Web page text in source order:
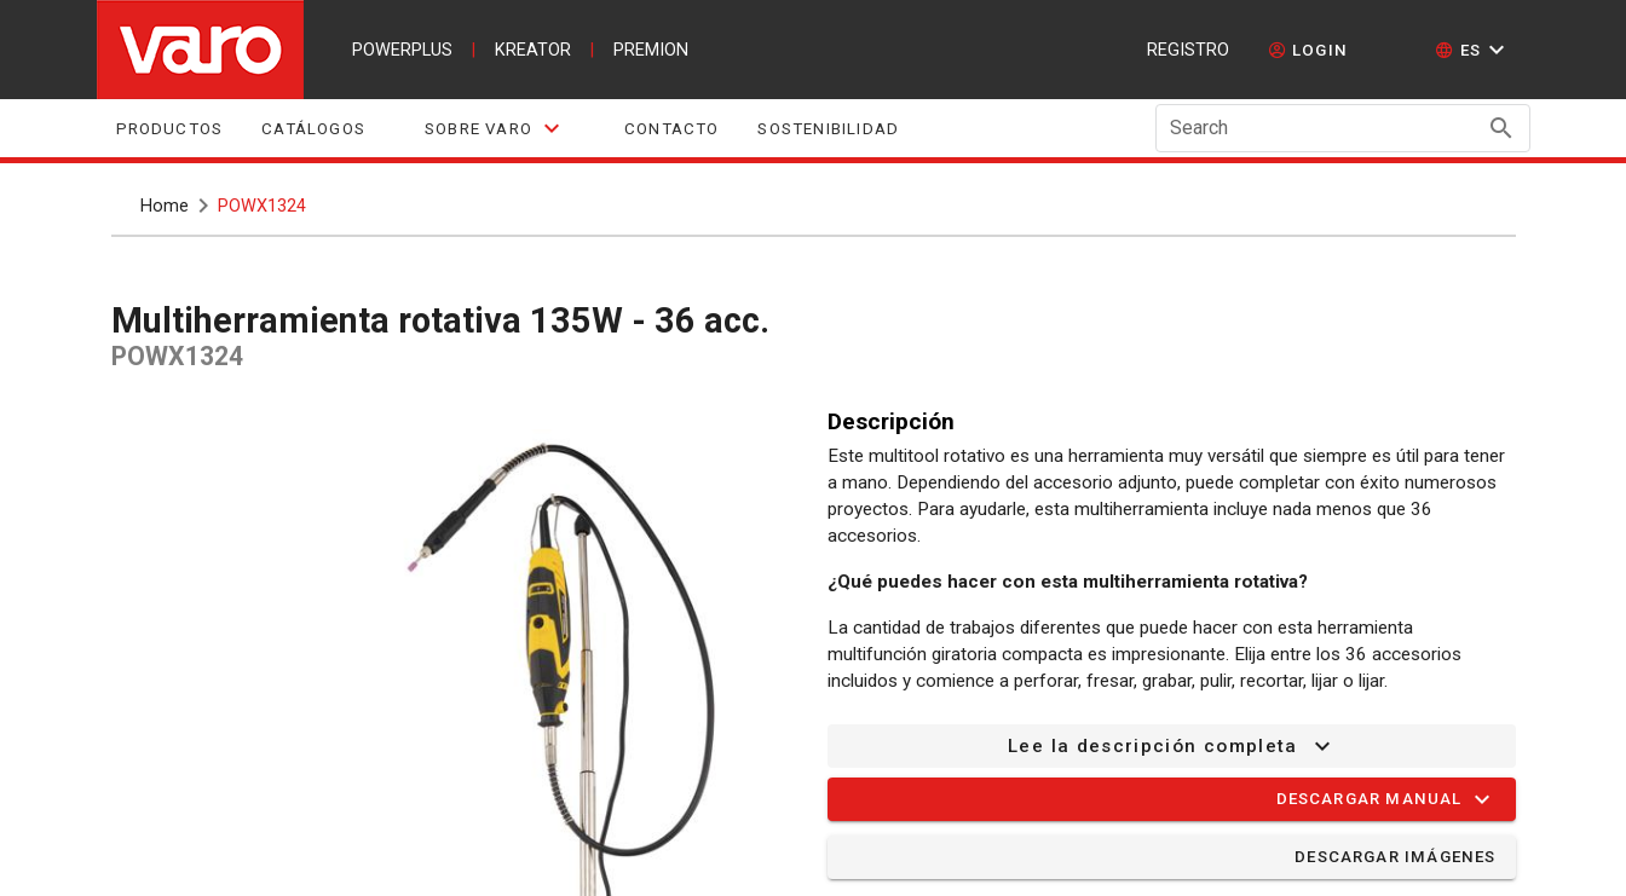
POWERPLUS KREATOR PREMION REGISTRO LOGIN ES
PRODUCTOS CATÁLOGOS SOBRE VARO CONTACTO SOSTENIBILIDAD Search
Home POWX1324
Multiherramienta rotativa 135W - 36 acc.
POWX1324
Descripción
Este multitool rotativo es una herramienta muy versátil que siempre es útil para tener
a mano. Dependiendo del accesorio adjunto, puede completar con éxito numerosos
proyectos. Para ayudarle, esta multiherramienta incluye nada menos que 36
accesorios.
¿Qué puedes hacer con esta multiherramienta rotativa?
La cantidad de trabajos diferentes que puede hacer con esta herramienta
multifunción giratoria compacta es impresionante. Elija entre los 36 accesorios
incluidos y comience a perforar, fresar, grabar, pulir, recortar, lijar o lijar.
Velocidad variable: La herramienta rotativa múltiple alcanza una velocidad variable de
10000 min-1 a 33000 min-1. Según su proyecto, puede elegir una velocidad
diferente. De esta manera, también puede procesar materiales blandos como el
Lee la descripción completa
DESCARGAR MANUAL
DESCARGAR IMÁGENES